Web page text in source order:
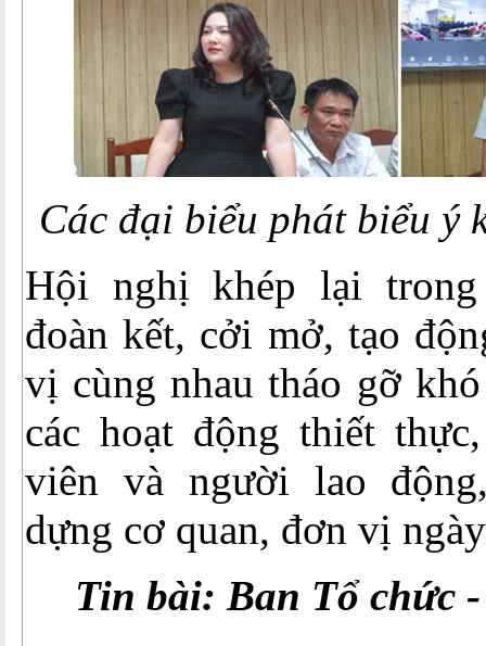
Các đại biểu phát biểu ý
Hội nghị khép lại
đoàn kết, cởi mở, tạo
vị cùng nhau tháo gỡ
các hoạt động thiết
viên và người lao
dựng cơ quan, đơn vị
Tin bài: Ban Tổ chức